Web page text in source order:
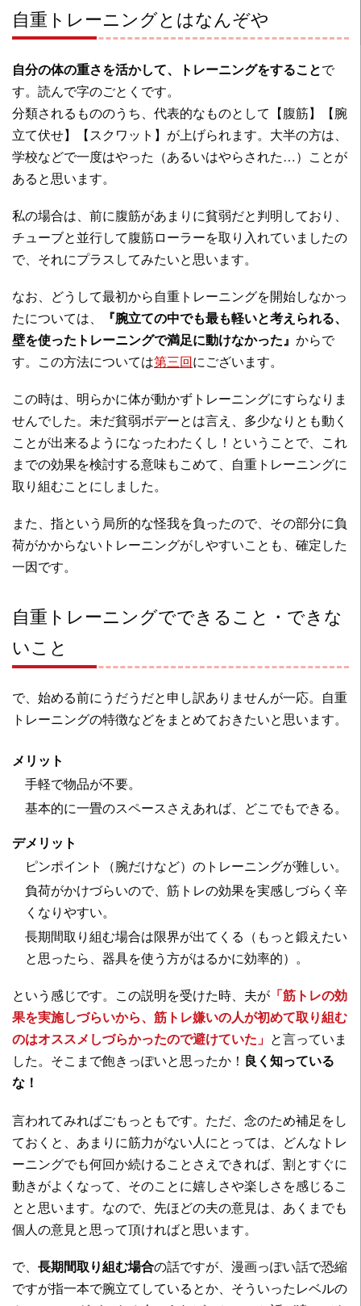
自重トレーニングとはなんぞや
自分の体の重さを活かして、トレーニングをすることで
す。読んで字のごとくです。
分類されるもののうち、代表的なものとして【腹筋】【腕
立て伏せ】【スクワット】が上げられます。大半の方は、
学校などで一度はやった（あるいはやらされた…）ことが
あると思います。
私の場合は、前に腹筋があまりに貧弱だと判明しており、
チューブと並行して腹筋ローラーを取り入れていましたの
で、それにプラスしてみたいと思います。
なお、どうして最初から自重トレーニングを開始しなかっ
たについては、
『腕立ての中でも最も軽いと考えられる、
壁を使ったトレーニングで満足に動けなかった』 からで
す。この方法については第三回にございます。
この時は、明らかに体が動かずトレーニングにすらなりま
せんでした。未だ貧弱ボデーとは言え、多少なりとも動く
ことが出来るようになったわたくし！ということで、これ
までの効果を検討する意味もこめて、自重トレーニングに
取り組むことにしました。
また、指という局所的な怪我を負ったので、その部分に負
荷がかからないトレーニングがしやすいことも、確定した
一因です。
自重トレーニングでできること・できな
いこと
で、始める前にうだうだと申し訳ありませんが一応。自重
トレーニングの特徴などをまとめておきたいと思います。
メリット
手軽で物品が不要。
基本的に一畳のスペースさえあれば、どこでもできる。
デメリット
ピンポイント（腕だけなど）のトレーニングが難しい。
負荷がかけづらいので、筋トレの効果を実感しづらく辛
くなりやすい。
長期間取り組む場合は限界が出てくる（もっと鍛えたい
と思ったら、器具を使う方がはるかに効率的）。
という感じです。この説明を受けた時、夫が 「筋トレの効
果を実施しづらいから、筋トレ嫌いの人が初めて取り組む
のはオススメしづらかったので避けていた」 と言っていま
した。そこまで飽きっぽいと思ったか！ 良く知っている
な！
言われてみればごもっともです。ただ、念のため補足をし
ておくと、あまりに筋力がない人にとっては、どんなトレ
ーニングでも何回か続けることさえできれば、割とすぐに
動きがよくなって、そのことに嬉しさや楽しさを感じるこ
とと思います。なので、先ほどの夫の意見は、あくまでも
個人の意見と思って頂ければと思います。
で、 長期間取り組む場合の話ですが、漫画っぽい話で恐縮
ですが指一本で腕立てしているとか、そういったレベルの